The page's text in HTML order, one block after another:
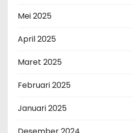
Mei 2025
April 2025
Maret 2025
Februari 2025
Januari 2025